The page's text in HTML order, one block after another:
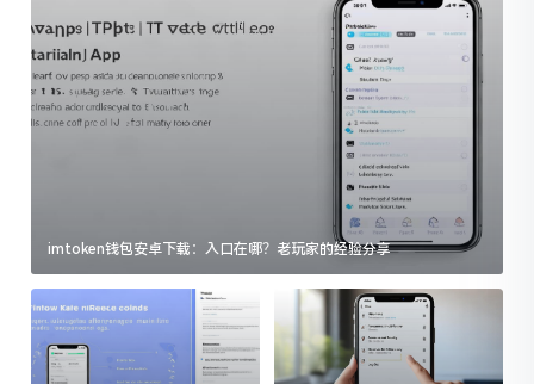
imtoken钱包安卓下载：入口在哪？老玩家的经验分享